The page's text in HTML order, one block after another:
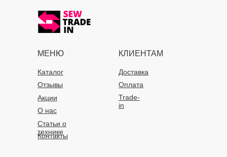
МЕНЮ КЛИЕНТАМ
Каталог
О нас
Доставка
Статьи о
технике
Оплата
Отзывы
Акции
Контакты
Trade-
in